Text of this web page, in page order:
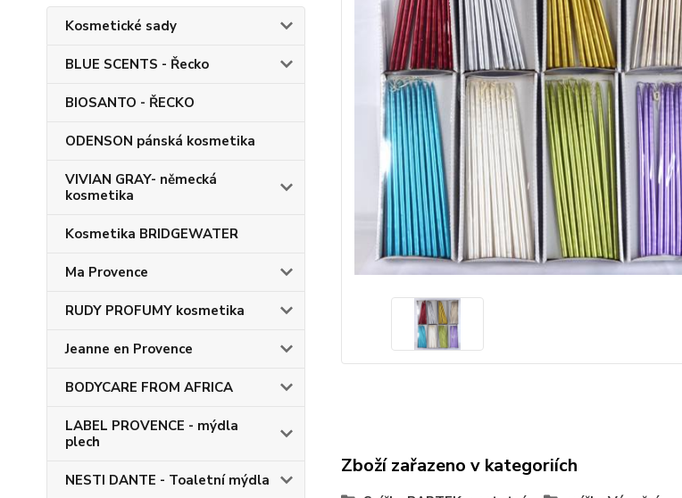
Kosmetické sady
BLUE SCENTS - Řecko
BIOSANTO - ŘECKO
ODENSON pánská kosmetika
VIVIAN GRAY- německá
kosmetika
Kosmetika BRIDGEWATER
Ma Provence
RUDY PROFUMY kosmetika
Jeanne en Provence
BODYCARE FROM AFRICA
LABEL PROVENCE - mýdla
plech
NESTI DANTE - Toaletní mýdla
Zboží zařazeno v kategoriích